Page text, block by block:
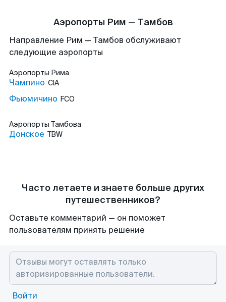
Аэропорты Рим — Тамбов
Направление Рим — Тамбов обслуживают
следующие аэропорты
Аэропорты Рима
Чампино CIA
Фьюмичино FCO
Аэропорты Тамбова
Донское TBW
Часто летаете и знаете больше других
путешественников?
Оставьте комментарий — он поможет
пользователям принять решение
Войти